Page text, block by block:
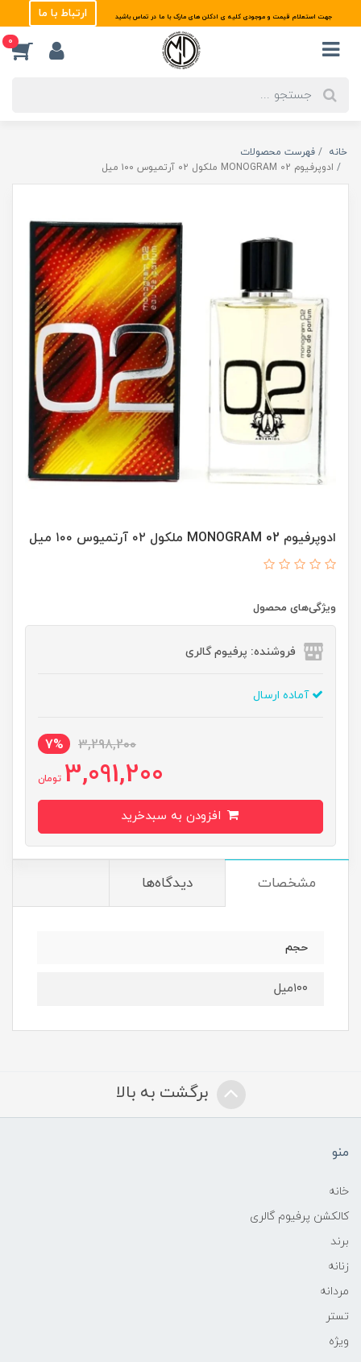
جهت استعلام قیمت و موجودی کلیه ی ادکلن های مارک با ما در تماس باشید ارتباط با ما
0
خانه
فهرست محصولات
ادوپرفیوم MONOGRAM 02 ملکول ۰۲ آرتمیوس ۱۰۰ میل
ادوپرفیوم MONOGRAM 02 ملکول ۰۲ آرتمیوس ۱۰۰ میل
ویژگی‌های محصول
فروشنده: پرفیوم گالری
آماده ارسال
3,298,200
7%
3,091,200 تومان
مشخصات دیدگاه‌ها
حجم
۱۰۰میل
برگشت به بالا
منو
خانه
کالکشن پرفیوم گالری
برند
زنانه
مردانه
تستر
ویژه